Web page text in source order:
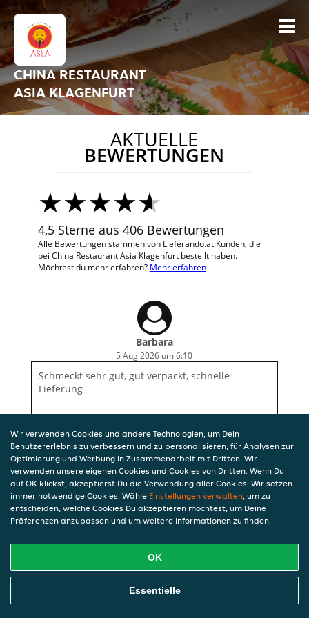
CHINA RESTAURANT
ASIA KLAGENFURT
AKTUELLE
BEWERTUNGEN
4,5 Sterne aus 406 Bewertungen
Alle Bewertungen stammen von Lieferando.at Kunden, die
bei China Restaurant Asia Klagenfurt bestellt haben.
Möchtest du mehr erfahren? Mehr erfahren
Barbara
5 Aug 2026 um 6:10
Schmeckt sehr gut, gut verpackt, schnelle
Lieferung
Wir verwenden Cookies und andere Technologien, um Dein
Benutzererlebnis zu verbessern und zu personalisieren, für Analysen zur
Optimierung und Werbung in Zusammenarbeit mit Dritten. Wir
verwenden unsere eigenen Cookies und Cookies von Dritten. Wenn Du
auf OK klickst, akzeptierst Du die Verwendung aller Cookies. Wir setzen
immer notwendige Cookies. Wähle Einstellungen verwalten, um zu
entscheiden, welche Cookies Du akzeptieren möchtest, um Deine
Präferenzen anzupassen und um weitere Informationen zu finden.
OK
Essentielle